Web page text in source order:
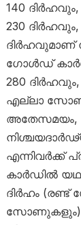
140
230
ഗോൾഡ്
280
എല്ലാ
അതേസമയം,
എന്നിവർക്ക്
കാർഡിൽ
ദിർഹം
സോണുകളും)